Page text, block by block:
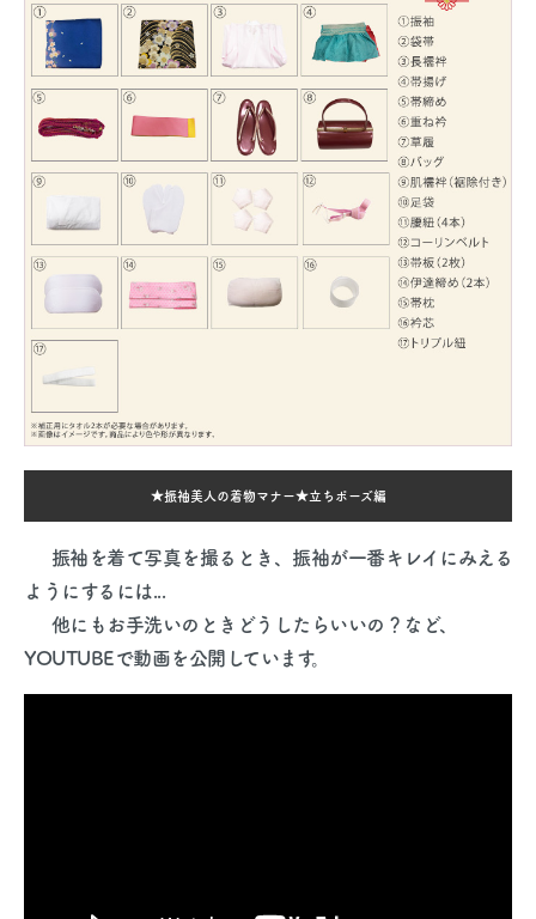
★振袖美人の着物マナー★立ちポーズ編
振袖を着て写真を撮るとき、振袖が一番キレイにみえる
ようにするには...
他にもお手洗いのときどうしたらいいの？など、
YOUTUBEで動画を公開しています。